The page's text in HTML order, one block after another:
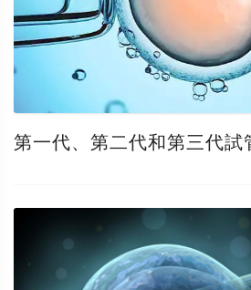
第一代、第二代和第三代試